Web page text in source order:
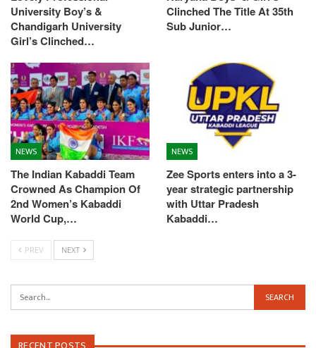
University Boy’s &
Chandigarh University
Girl’s Clinched…
Clinched The Title At 35th
Sub Junior…
NEWS
The Indian Kabaddi Team
Crowned As Champion Of
2nd Women’s Kabaddi
World Cup,…
NEWS
Zee Sports enters into a 3-
year strategic partnership
with Uttar Pradesh
Kabaddi…
PREV NEXT